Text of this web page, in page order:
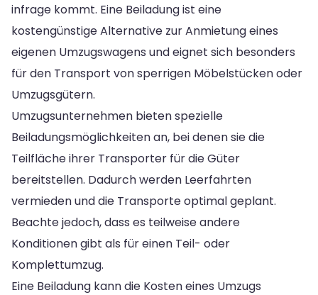
infrage kommt. Eine Beiladung ist eine
kostengünstige Alternative zur Anmietung eines
eigenen Umzugswagens und eignet sich besonders
für den Transport von sperrigen Möbelstücken oder
Umzugsgütern.
Umzugsunternehmen bieten spezielle
Beiladungsmöglichkeiten an, bei denen sie die
Teilfläche ihrer Transporter für die Güter
bereitstellen. Dadurch werden Leerfahrten
vermieden und die Transporte optimal geplant.
Beachte jedoch, dass es teilweise andere
Konditionen gibt als für einen Teil- oder
Komplettumzug.
Eine Beiladung kann die Kosten eines Umzugs